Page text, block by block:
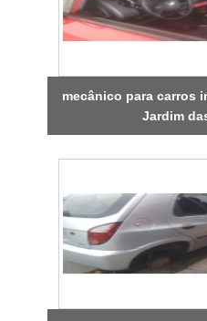
mecânico para carros
Jardim